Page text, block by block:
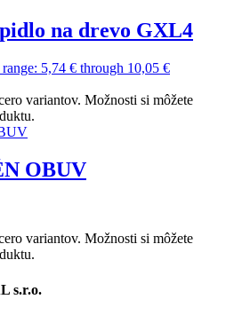
na drevo GXL4
range: 5,74 € through 10,05 €
variantov. Možnosti si môžete
OBUV
variantov. Možnosti si môžete
s.r.o.